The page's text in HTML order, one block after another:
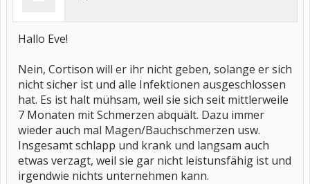
Hallo Eve!
Nein, Cortison will er ihr nicht geben, solange er sich
nicht sicher ist und alle Infektionen ausgeschlossen
hat. Es ist halt mühsam, weil sie sich seit mittlerweile
7 Monaten mit Schmerzen abquält. Dazu immer
wieder auch mal Magen/Bauchschmerzen usw.
Insgesamt schlapp und krank und langsam auch
etwas verzagt, weil sie gar nicht leistunsfähig ist und
irgendwie nichts unternehmen kann.